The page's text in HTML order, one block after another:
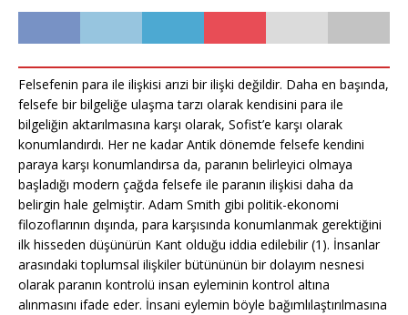
Felsefenin para ile ilişkisi arızi bir ilişki değildir. Daha en başında,
felsefe bir bilgeliğe ulaşma tarzı olarak kendisini para ile
bilgeliğin aktarılmasına karşı olarak, Sofist’e karşı olarak
konumlandırdı. Her ne kadar Antik dönemde felsefe kendini
paraya karşı konumlandırsa da, paranın belirleyici olmaya
başladığı modern çağda felsefe ile paranın ilişkisi daha da
belirgin hale gelmiştir. Adam Smith gibi politik-ekonomi
filozoflarının dışında, para karşısında konumlanmak gerektiğini
ilk hisseden düşünürün Kant olduğu iddia edilebilir (1). İnsanlar
arasındaki toplumsal ilişkiler bütününün bir dolayım nesnesi
olarak paranın kontrolü insan eyleminin kontrol altına
alınmasını ifade eder. İnsani eylemin böyle bağımlılaştırılmasına